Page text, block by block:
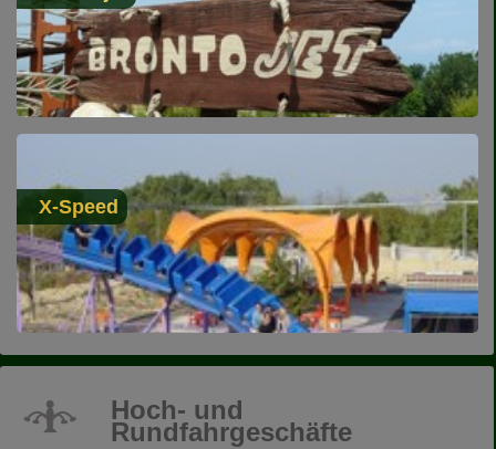
X-Speed
Hoch- und
Rundfahrgeschäfte